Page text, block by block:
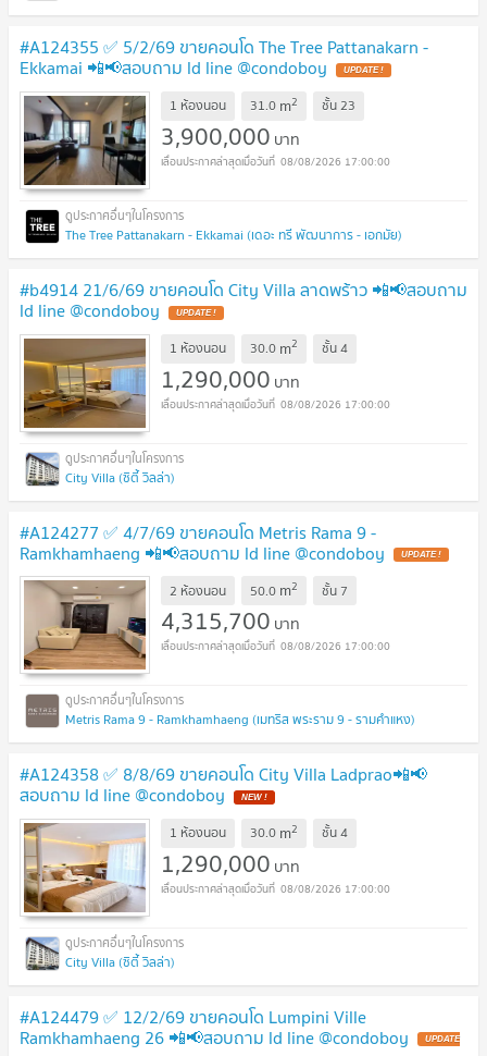
#A124355 ✅ 5/2/69 ขายคอนโด The Tree Pattanakarn -
Ekkamai 📲📢สอบถาม ld line @condoboy UPDATE !
1 ห้องนอน 31.0 m2 ชั้น23
3,900,000 บาท
08/08/2026 17:00:00
The Tree Pattanakarn - Ekkamai (เดอะ ทรี พัฒนาการ - เอกมัย)
#b4914 21/6/69 ขายคอนโด City Villa ลาดพร้าว 📲📢สอบถาม
ld line @condoboy UPDATE !
1 ห้องนอน 30.0 m2 ชั้น4
1,290,000 บาท
08/08/2026 17:00:00
City Villa (ซิตี้ วิลล่า)
#A124277 ✅ 4/7/69 ขายคอนโด Metris Rama 9 -
Ramkhamhaeng 📲📢สอบถาม ld line @condoboy UPDATE !
2 ห้องนอน 50.0 m2 ชั้น 7
4,315,700 บาท
08/08/2026 17:00:00
Metris Rama 9 - Ramkhamhaeng (เมทริส พระราม 9 - รามคำแหง)
#A124358 ✅ 8/8/69 ขายคอนโด City Villa Ladprao📲📢
สอบถาม ld line @condoboy NEW !
1 ห้องนอน 30.0 m2 ชั้น4
1,290,000 บาท
08/08/2026 17:00:00
City Villa (ซิตี้ วิลล่า)
#A124479 ✅ 12/2/69 ขายคอนโด Lumpini Ville
Ramkhamhaeng 26 📲📢สอบถาม ld line @condoboy UPDATE